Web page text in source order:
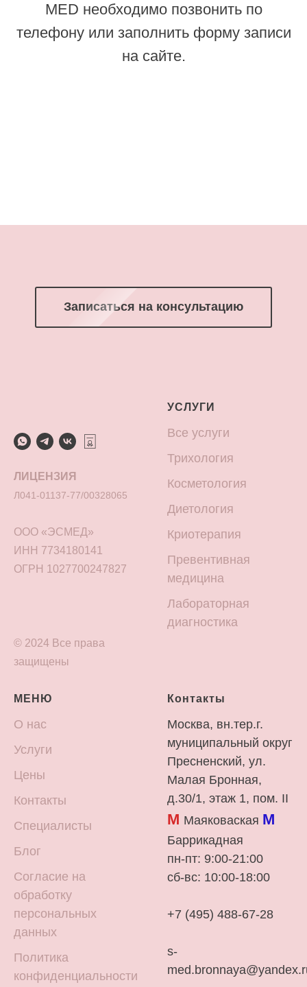
MED необходимо позвонить по
телефону или заполнить форму записи
на сайте.
Записаться на консультацию
ЛИЦЕНЗИЯ
Л041-01137-77/00328065
ООО «ЭСМЕД»
ИНН 7734180141
ОГРН 1027700247827
© 2024 Все права
защищены
УСЛУГИ
Все услуги
Трихология
Косметология
Диетология
Криотерапия
Превентивная
медицина
Лабораторная
диагностика
МЕНЮ
О нас
Услуги
Цены
Контакты
Специалисты
Блог
Согласие на
обработку
персональных
данных
Политика
конфиденциальности
Контакты
Москва, вн.тер.г.
муниципальный округ
Пресненский, ул.
Малая Бронная,
д.30/1, этаж 1, пом. II
М Маяковаская М
Баррикадная
пн-пт: 9:00-21:00
сб-вс: 10:00-18:00
+7 (495) 488-67-28
s-